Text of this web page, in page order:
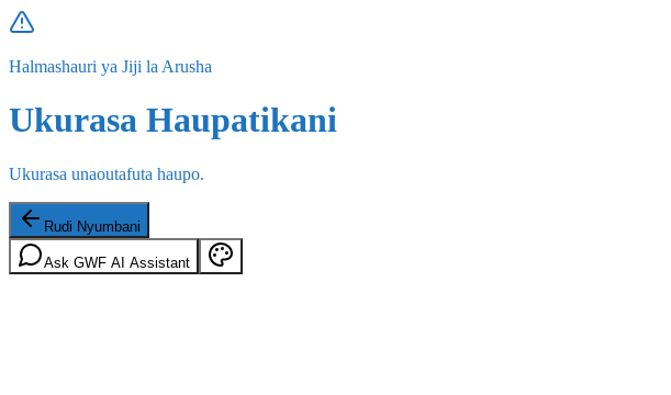
Halmashauri ya Jiji la Arusha
Ukurasa Haupatikani
Ukurasa unaoutafuta haupo.
Rudi Nyumbani
Ask GWF AI Assistant